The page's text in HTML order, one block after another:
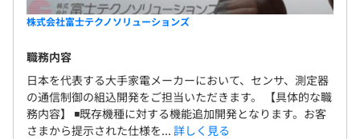
株式会社富士テクノソリューションズ
職務内容
日本を代表する大手家電メーカーにおいて、センサ、測定器
の通信制御の組込開発をご担当いただきます。 【具体的な職
務内容】 ◾️既存機種に対する機能追加開発となります。お客
さまから提示された仕様を... 詳しく見る